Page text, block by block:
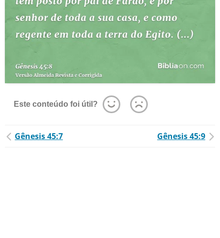
Este conteúdo foi útil?
Gênesis 45:7 Gênesis 45:9